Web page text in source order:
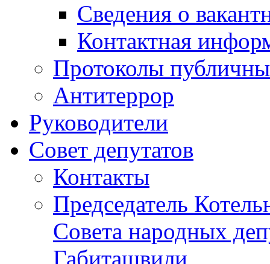
Сведения о
Контактная
Протоколы
Антитеррор
Руководители
Совет депутатов
Контакты
Председатель
Совета народных
Габиташвили